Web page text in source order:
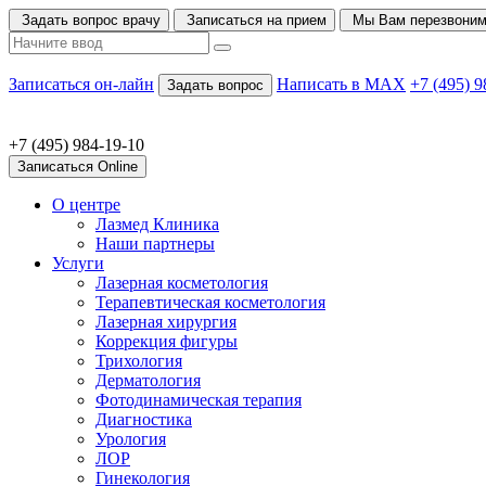
Задать вопрос врачу Записаться на прием Мы Вам перезвоним
Записаться он-лайн Задать вопрос Написать в MAX +7 (495)
+7 (495) 984-19-10
Записаться Online
О центре
Лазмед Клиника
Наши партнеры
Услуги
Лазерная косметология
Терапевтическая косметология
Лазерная хирургия
Коррекция фигуры
Трихология
Дерматология
Фотодинамическая терапия
Диагностика
Урология
ЛОР
Гинекология